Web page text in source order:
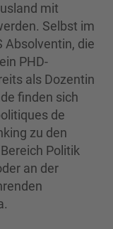
mit
Selbst im
Absolventin, die
PHD-
als Dozentin
finden sich
de
zu den
Politik
an der